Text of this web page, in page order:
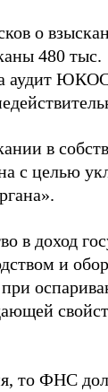
о
480 тыс.
аудит
в
с целью
в доход
и
то ФНС